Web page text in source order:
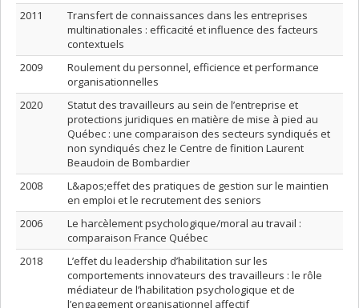
2011
Transfert de connaissances dans les entreprises
multinationales : efficacité et influence des facteurs
contextuels
2009
Roulement du personnel, efficience et performance
organisationnelles
2020
Statut des travailleurs au sein de l’entreprise et
protections juridiques en matière de mise à pied au
Québec : une comparaison des secteurs syndiqués et
non syndiqués chez le Centre de finition Laurent
Beaudoin de Bombardier
2008
L&apos;effet des pratiques de gestion sur le maintien
en emploi et le recrutement des seniors
2006
Le harcèlement psychologique/moral au travail :
comparaison France Québec
2018
L’effet du leadership d’habilitation sur les
comportements innovateurs des travailleurs : le rôle
médiateur de l’habilitation psychologique et de
l’engagement organisationnel affectif